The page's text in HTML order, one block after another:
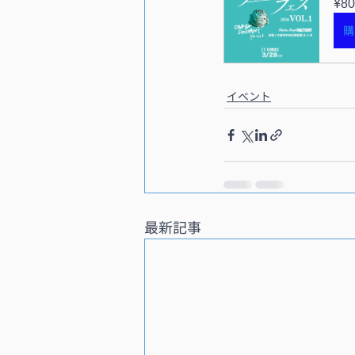
イベント
最新記事